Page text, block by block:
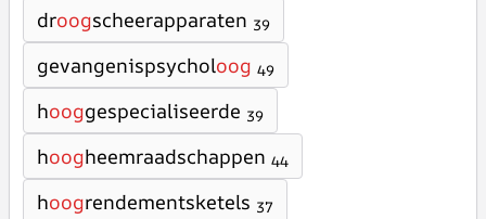
droogscheerapparaten 39
gevangenispsycholoog 49
hooggespecialiseerde 39
hoogheemraadschappen 44
hoogrendementsketels 37